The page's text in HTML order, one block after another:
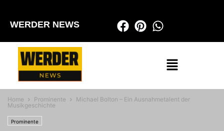
WERDER NEWS
Home Prominente
Michael Bolton – Ein Ausnahmetalent der
Musikgeschichte
Prominente